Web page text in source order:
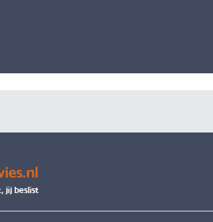
jij beslist